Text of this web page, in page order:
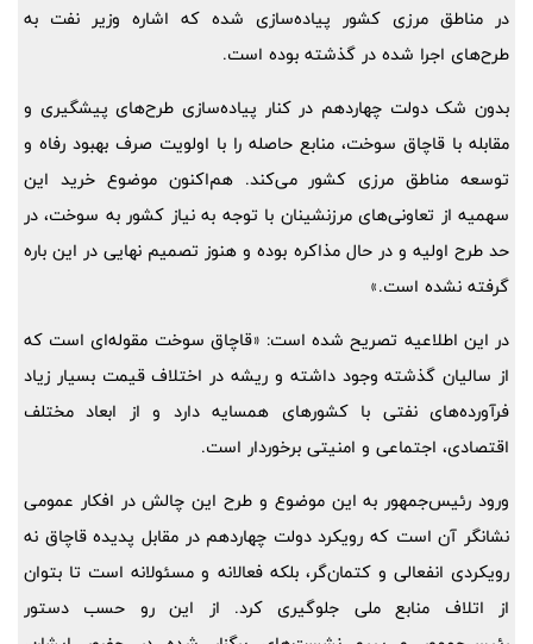
در مناطق مرزی کشور پیاده‌سازی شده که اشاره وزیر نفت به
طرح‌های اجرا شده در گذشته بوده است.
بدون شک دولت چهاردهم در کنار پیاده‌سازی طرح‌های پیشگیری و
مقابله با قاچاق سوخت، منابع حاصله را با اولویت صرف بهبود رفاه و
توسعه مناطق مرزی کشور می‌کند. هم‌اکنون موضوع خرید این
سهمیه از تعاونی‌های مرزنشینان با توجه به نیاز کشور به سوخت، در
حد طرح اولیه و در حال مذاکره بوده و هنوز تصمیم نهایی در این باره
گرفته نشده است.»
در این اطلاعیه تصریح شده است: «قاچاق سوخت مقوله‌ای است که
از سالیان گذشته وجود داشته و ریشه در اختلاف قیمت بسیار زیاد
فرآورده‌های نفتی با کشورهای همسایه دارد و از ابعاد مختلف
اقتصادی، اجتماعی و امنیتی برخوردار است.
ورود رئیس‌جمهور به این موضوع و طرح این چالش در افکار عمومی
نشانگر آن است که رویکرد دولت چهاردهم در مقابل پدیده قاچاق نه
رویکردی انفعالی و کتمان‌گر، بلکه فعالانه و مسئولانه است تا بتوان
از اتلاف منابع ملی جلوگیری کرد. از این رو حسب دستور